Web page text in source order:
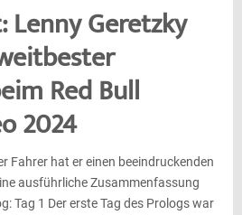
Lenny Geretzky
Red Bull
2024
Fahrer hat er einen beeindruckenden
ausführliche Zusammenfassung
Tag 1 Der erste Tag des Prologs war